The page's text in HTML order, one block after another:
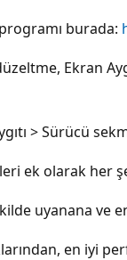
burada:
Ekran
> Sürücü
ek olarak her
uyanana
en iyi